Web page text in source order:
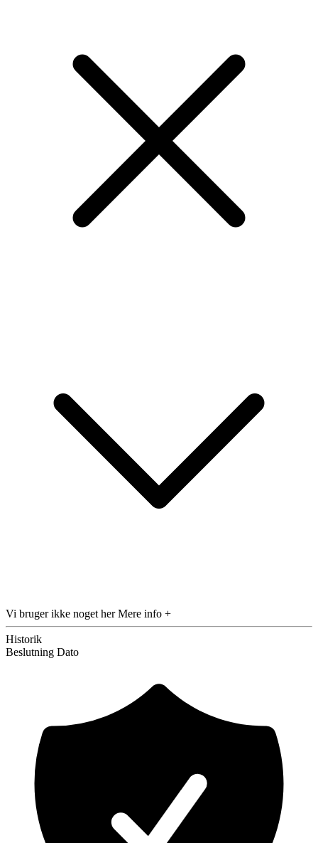
Vi bruger ikke noget herMere info +
Historik
Beslutning Dato